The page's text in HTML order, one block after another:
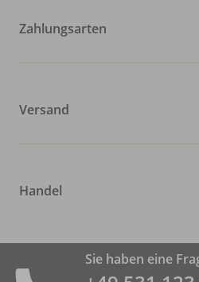
Zahlungsarten
Versand
Handel
Sie haben eine